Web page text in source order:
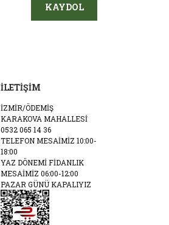
KAYDOL
İLETİŞİM
İZMİR/ÖDEMİŞ
KARAKOVA MAHALLESİ
0532 065 14 36
TELEFON MESAİMİZ 10:00-
18:00
YAZ DÖNEMİ FİDANLIK
MESAİMİZ 06:00-12:00
PAZAR GÜNÜ KAPALIYIZ